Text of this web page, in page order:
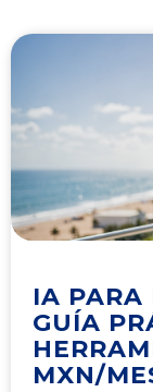
IA PARA
GUÍA
MXN/